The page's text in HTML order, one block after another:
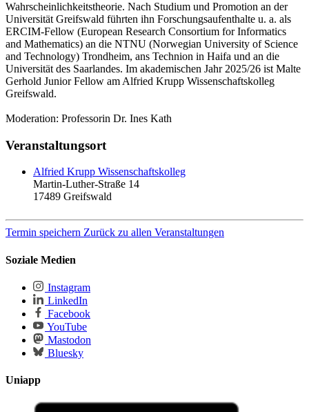
Wahrscheinlichkeitstheorie. Nach Studium und Promotion an der
Universität Greifswald führten ihn Forschungsaufenthalte u. a. als
ERCIM-Fellow (European Research Consortium for Informatics
and Mathematics) an die NTNU (Norwegian University of Science
and Technology) Trondheim, ans Technion in Haifa und an die
Universität des Saarlandes. Im akademischen Jahr 2025/26 ist Malte
Gerhold Junior Fellow am Alfried Krupp Wissenschaftskolleg
Greifswald.
Moderation: Professorin Dr. Ines Kath
Veranstaltungsort
Alfried Krupp Wissenschaftskolleg
Martin-Luther-Straße 14
17489 Greifswald
Termin speichern Zurück zu allen Veranstaltungen
Soziale Medien
Instagram
LinkedIn
Facebook
YouTube
Mastodon
Bluesky
Uniapp